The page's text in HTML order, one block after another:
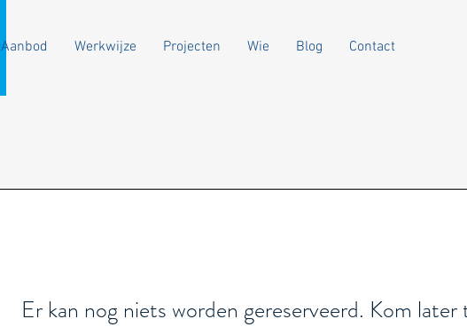
Aanbod Werkwijze Projecten Wie Blog Contact
Er kan nog niets worden gereserveerd. Kom later